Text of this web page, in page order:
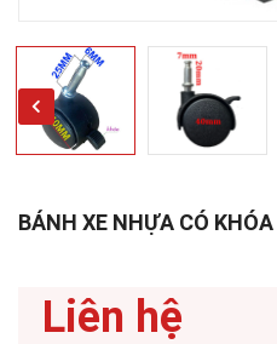
BÁNH XE NHỰA CÓ KHÓA
Liên hệ